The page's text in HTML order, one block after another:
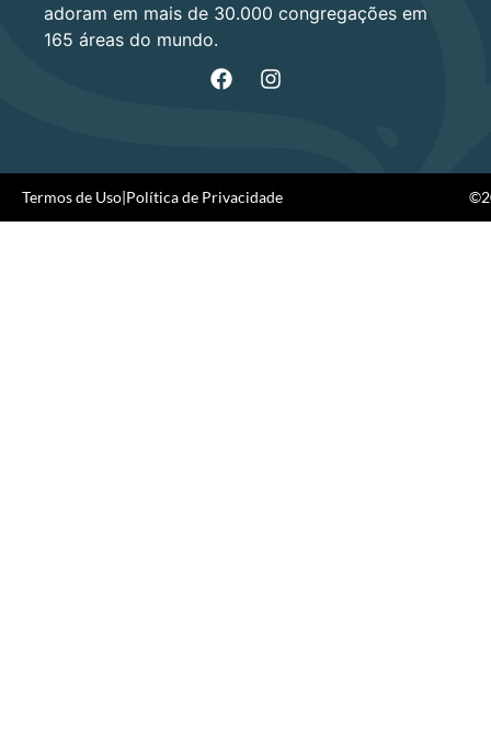
adoram em mais de 30.000 congregações em
165 áreas do mundo.
Termos de Uso|Política de Privacidade